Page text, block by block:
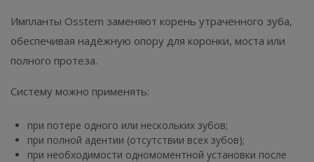
Импланты Osstem заменяют корень утраченного зуба,
обеспечивая надёжную опору для коронки, моста или
полного протеза.
Систему можно применять:
при потере одного или нескольких зубов;
при полной адентии (отсутствии всех зубов);
при необходимости одномоментной установки после